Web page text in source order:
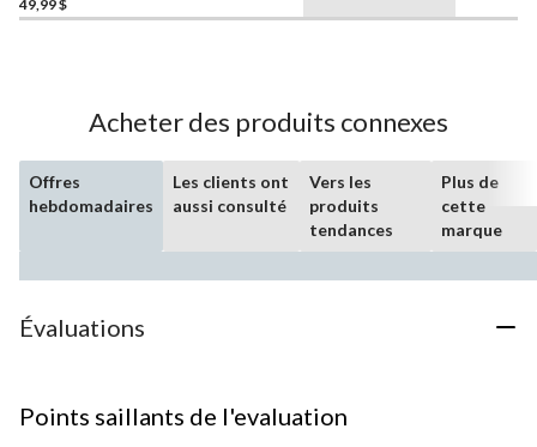
49,99 $
Acheter des produits connexes
Offres
hebdomadaires
Les clients ont
aussi consulté
Vers les
produits
tendances
Plus de
cette
marque
Évaluations
Points saillants de l'evaluation